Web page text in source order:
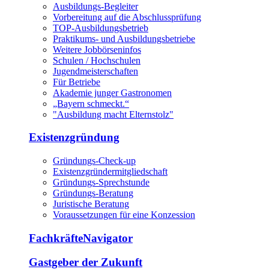
Ausbildungs-Begleiter
Vorbereitung auf die Abschlussprüfung
TOP-Ausbildungsbetrieb
Praktikums- und Ausbildungsbetriebe
Weitere Jobbörseninfos
Schulen / Hochschulen
Jugendmeisterschaften
Für Betriebe
Akademie junger Gastronomen
„Bayern schmeckt.“
"Ausbildung macht Elternstolz"
Existenzgründung
Gründungs-Check-up
Existenzgründermitgliedschaft
Gründungs-Sprechstunde
Gründungs-Beratung
Juristische Beratung
Voraussetzungen für eine Konzession
FachkräfteNavigator
Gastgeber der Zukunft